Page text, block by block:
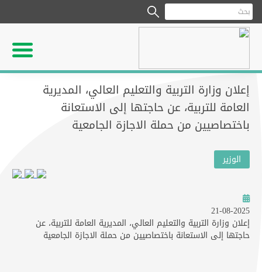
إعلان وزارة التربية والتعليم العالي، المديرية
العامة للتربية، عن حاجتها إلى الاستعانة
باختصاصيين من حملة الاجازة الجامعية
الوزير
21-08-2025
إعلان وزارة التربية والتعليم العالي، المديرية العامة للتربية، عن
حاجتها إلى الاستعانة باختصاصيين من حملة الاجازة الجامعية